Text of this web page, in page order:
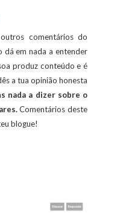
comentários do
dá em nada a entender
produz conteúdo e é
a tua opinião honesta
nada a dizer sobre o
Comentários deste
blogue!